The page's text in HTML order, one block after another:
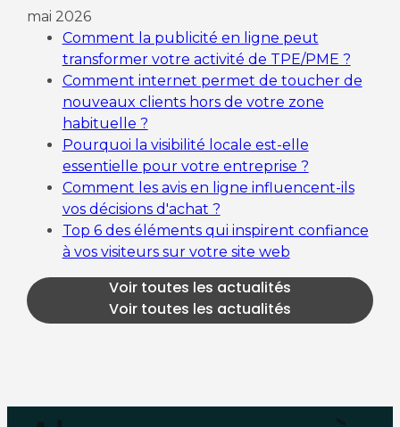
mai 2026
Comment la publicité en ligne peut
transformer votre activité de TPE/PME ?
Comment internet permet de toucher de
nouveaux clients hors de votre zone
habituelle ?
Pourquoi la visibilité locale est-elle
essentielle pour votre entreprise ?
Comment les avis en ligne influencent-ils
vos décisions d'achat ?
Top 6 des éléments qui inspirent confiance
à vos visiteurs sur votre site web
Voir toutes les actualités
Voir toutes les actualités